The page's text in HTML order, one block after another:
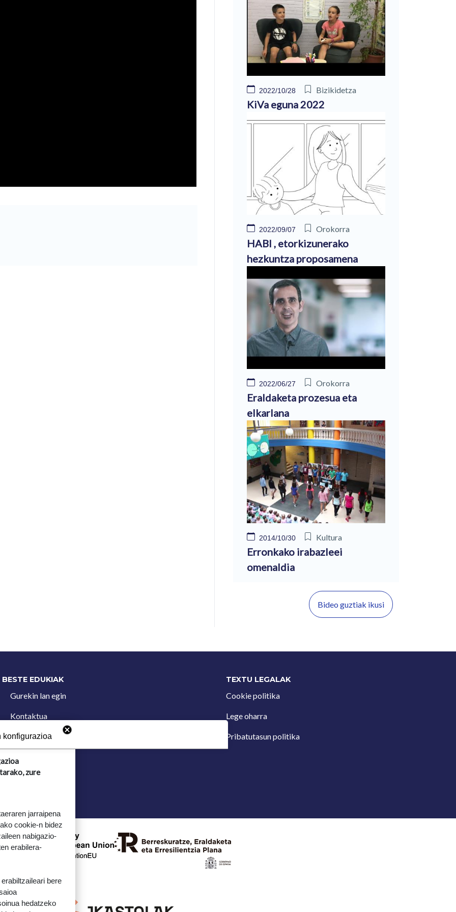
2022/10/28 Bizikidetza
KiVa eguna 2022
2022/09/07 Orokorra
HABI , etorkizunerako
hezkuntza proposamena
2022/06/27 Orokorra
Eraldaketa prozesua eta
elkarlana
2014/10/30 Kultura
Erronkako irabazleei
omenaldia
Bideo guztiak ikusi
BESTE EDUKIAK
Gurekin lan egin
Kontaktua
Iradokizun postontzia
TEXTU LEGALAK
Cookie politika
Lege oharra
Pribatutasun politika
konfigurazioa
zure
jarraipena
cookie-n bidez
nabigazio-
erabilera-
bere
hedatzeko